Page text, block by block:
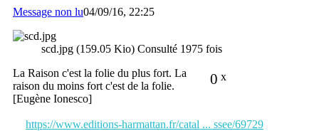
Message non lu04/09/16, 22:25
scd.jpg (159.05 Kio) Consulté 1975 fois
0 x
La Raison c'est la folie du plus fort. La
raison du moins fort c'est de la folie.
[Eugène Ionesco]
https://www.editions-harmattan.fr/catal ... ssee/69729